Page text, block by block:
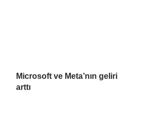
Microsoft ve Meta’nın geliri
arttı